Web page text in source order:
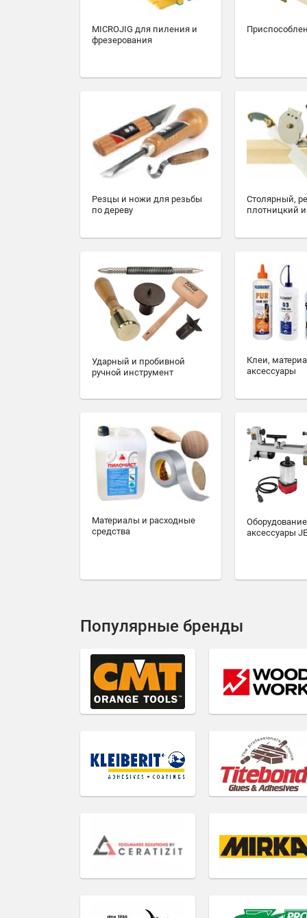
MICROJIG для пиления и
фрезерования
Резцы и ножи для резьбы
по дереву
Столярный,
плотницкий
Ударный и пробивной
ручной инструмент
Клеи,
аксессуары
Материалы и расходные
средства
аксессуары
Популярные бренды